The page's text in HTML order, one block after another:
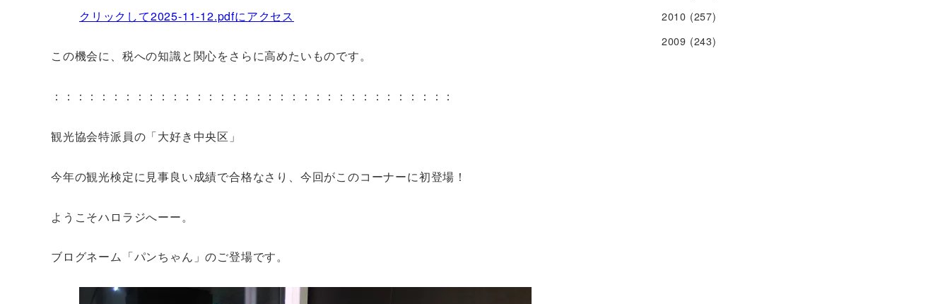
クリックして2025-11-12.pdfにアクセス
この機会に、税への知識と関心をさらに高めたいものです。
：：：：：：：：：：：：：：：：：：：：：：：：：：：：：：：：：：
観光協会特派員の「大好き中央区」
今年の観光検定に見事良い成績で合格なさり、今回がこのコーナーに初登場！
ようこそハロラジへーー。
ブログネーム「パンちゃん」のご登場です。
2010 (257)
2009 (243)